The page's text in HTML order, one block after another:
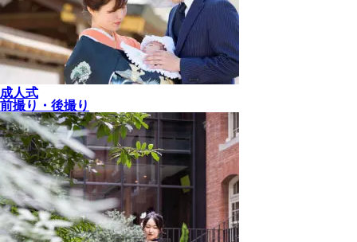
成人式
前撮り・後撮り